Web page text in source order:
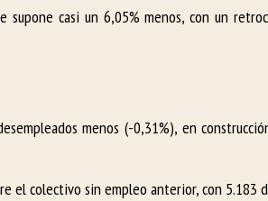
supone casi un 6,05% menos, con un
menos (-0,31%), en
el colectivo sin empleo anterior, con 5.183